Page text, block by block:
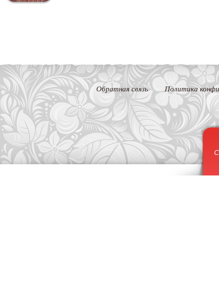
Обратная связь Политика